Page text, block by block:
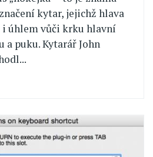
kytar, jejichž hlava
úhlem vůči krku hlavní
puku. Kytarář John